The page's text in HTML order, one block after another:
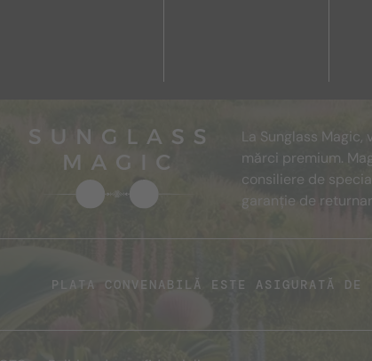
La Sunglass
mărci premium.
consiliere de
garanție de
PLATA CONVENABILĂ ESTE ASIGURATĂ